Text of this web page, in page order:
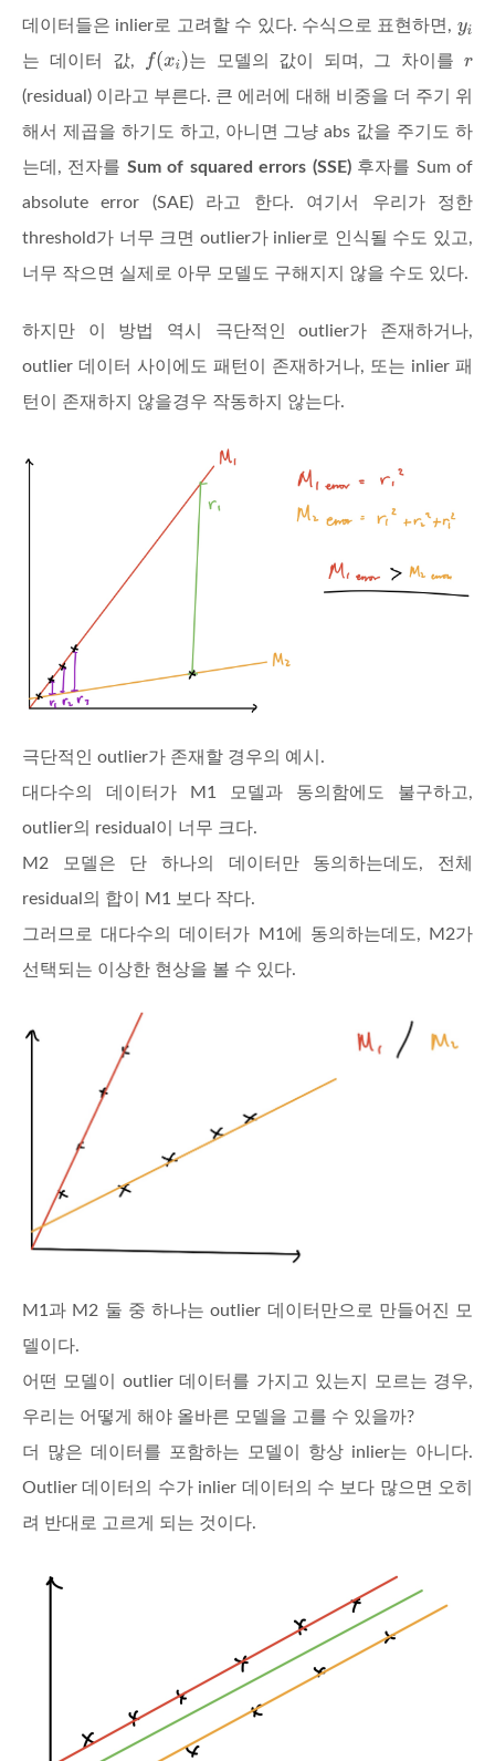
데이터들은 inlier로 고려할 수 있다. 수식으로 표현하면,
는 데이터 값,
는 모델의 값이 되며, 그 차이를
(residual) 이라고 부른다. 큰 에러에 대해 비중을 더 주기 위
해서 제곱을 하기도 하고, 아니면 그냥 abs 값을 주기도 하
는데, 전자를 Sum of squared errors (SSE)후자를 Sum of
absolute error (SAE) 라고 한다. 여기서 우리가 정한
threshold가 너무 크면 outlier가 inlier로 인식될 수도 있고,
너무 작으면 실제로 아무 모델도 구해지지 않을 수도 있다.
하지만 이 방법 역시 극단적인 outlier가 존재하거나,
outlier 데이터 사이에도 패턴이 존재하거나, 또는 inlier 패
턴이 존재하지 않을경우 작동하지 않는다.
극단적인 outlier가 존재할 경우의 예시.
대다수의 데이터가 M1 모델과 동의함에도 불구하고,
outlier의 residual이 너무 크다.
M2 모델은 단 하나의 데이터만 동의하는데도, 전체
residual의 합이 M1 보다 작다.
그러므로 대다수의 데이터가 M1에 동의하는데도, M2가
선택되는 이상한 현상을 볼 수 있다.
M1과 M2 둘 중 하나는 outlier 데이터만으로 만들어진 모
델이다.
어떤 모델이 outlier 데이터를 가지고 있는지 모르는 경우,
우리는 어떻게 해야 올바른 모델을 고를 수 있을까?
더 많은 데이터를 포함하는 모델이 항상 inlier는 아니다.
Outlier 데이터의 수가 inlier 데이터의 수 보다 많으면 오히
려 반대로 고르게 되는 것이다.